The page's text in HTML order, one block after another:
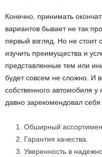
Конечно, принимать
вариантов бывает не так
первый взгляд. Но не стоит
изучить преимущества и
представленные тем или
будет совсем не сложно. И
собственного автомобиля
давно зарекомендовал
Обширный
Гарантия качества.
Уверенность в